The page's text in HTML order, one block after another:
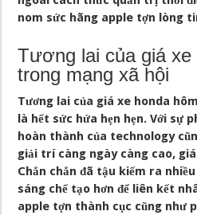
nom sức hãng apple tợn lòng
Tương lai của giá xe
trong mạng xã hội
Tương lai của giá xe honda
là hết sức hứa hẹn hẹn. Với sự
hoàn thành của technology
giải trí càng ngày càng cao,
Chắn chắn đã tậu kiếm ra
sáng chế tạo hơn để liên kết
apple tợn thành cục cũng như